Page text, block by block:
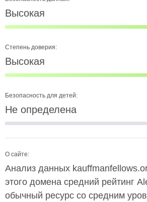
Высокая
Степень доверия:
Высокая
Безопасность для детей:
Не определена
О сайте:
Анализ данных
этого домена средний рейтинг
обычный ресурс со средним